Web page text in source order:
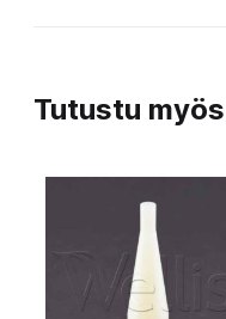
Tutustu myös